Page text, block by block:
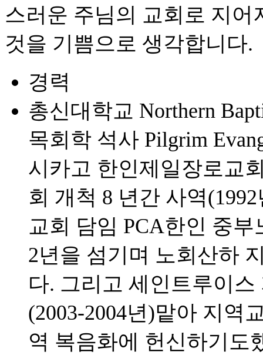
스러운 주님의 교회로 지
것을 기쁨으로 생각합니다.
경력
총신대학교 Northern
목회학 석사 Pilgrim
시카고 한인제일장로교
회 개척 8 년간 사역
교회 담임 PCA한인 중
2년을 섬기며 노회산하
다. 그리고 세인트루이
(2003-2004년)맡아 지역
역 복음화에 헌신하기도